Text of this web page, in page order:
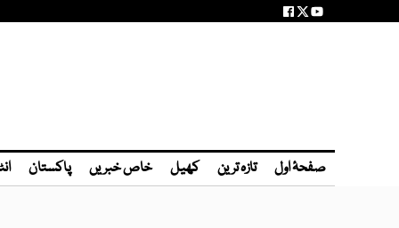
صفحۂ اول تازہ ترین کھیل خاص خبریں پاکستان